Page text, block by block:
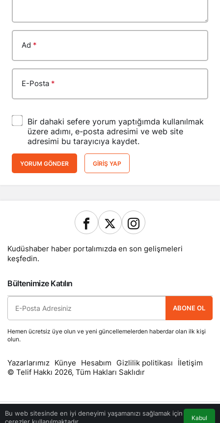
Ad *
E-Posta *
Bir dahaki sefere yorum yaptığımda kullanılmak
üzere adımı, e-posta adresimi ve web site
adresimi bu tarayıcıya kaydet.
YORUM GÖNDER GIRIŞ YAP
Bu web sitesinde en iyi deneyimi yaşamanızı sağlamak için
çerezler kullanılmaktadır.
Kabul
Kudüshaber haber portalımızda en son gelişmeleri
keşfedin.
Bültenimize Katılın
ABONE OL
Hemen ücretsiz üye olun ve yeni güncellemelerden haberdar olan ilk kişi
olun.
Yazarlarımız Künye Hesabım Gizlilik politikası
İletişim
© Telif Hakkı 2026, Tüm Hakları Saklıdır